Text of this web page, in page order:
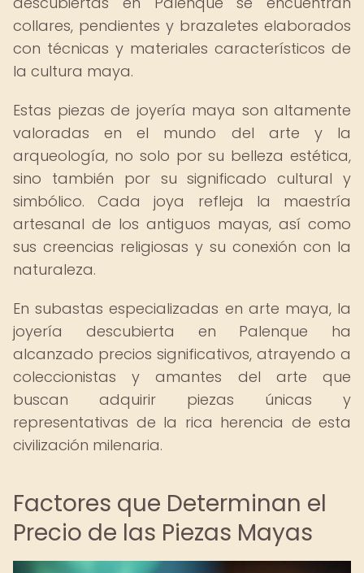
collares, pendientes y brazaletes elaborados
con técnicas y materiales característicos de
la cultura maya.
Estas piezas de joyería maya son altamente
valoradas en el mundo del arte y la
arqueología, no solo por su belleza estética,
sino también por su significado cultural y
simbólico. Cada joya refleja la maestría
artesanal de los antiguos mayas, así como
sus creencias religiosas y su conexión con la
naturaleza.
En subastas especializadas en arte maya, la
joyería descubierta en Palenque ha
alcanzado precios significativos, atrayendo a
coleccionistas y amantes del arte que
buscan adquirir piezas únicas y
representativas de la rica herencia de esta
civilización milenaria.
Factores que Determinan el
Precio de las Piezas Mayas